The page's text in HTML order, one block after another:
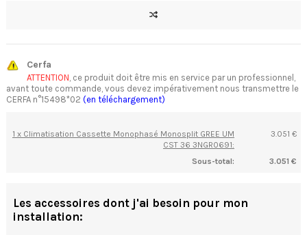
Cerfa
ATTENTION, ce produit doit être mis en service par un professionnel,
avant toute commande, vous devez impérativement nous transmettre le
CERFA n°15498*02 (en téléchargement)
1 x Climatisation Cassette Monophasé Monosplit GREE UM
CST 36 3NGR0691:
3.051 €
Sous-total: 3.051 €
Les accessoires dont j'ai besoin pour mon
installation: